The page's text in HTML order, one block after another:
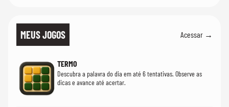
MEUS JOGOS Acessar →
TERMO
Descubra a palavra do dia em até 6 tentativas. Observe as
dicas e avance até acertar.